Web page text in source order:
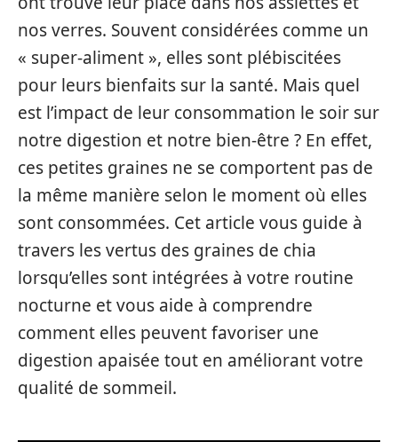
nos verres. Souvent considérées comme un
« super-aliment », elles sont plébiscitées
pour leurs bienfaits sur la santé. Mais quel
est l’impact de leur consommation le soir sur
notre digestion et notre bien-être ? En effet,
ces petites graines ne se comportent pas de
la même manière selon le moment où elles
sont consommées. Cet article vous guide à
travers les vertus des graines de chia
lorsqu’elles sont intégrées à votre routine
nocturne et vous aide à comprendre
comment elles peuvent favoriser une
digestion apaisée tout en améliorant votre
qualité de sommeil.